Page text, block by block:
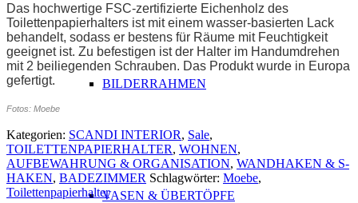
BILDERRAHMEN
VASEN & ÜBERTÖPFE
Das hochwertige FSC-zertifizierte Eichenholz des
Toilettenpapierhalters ist mit einem wasser-basierten Lack
behandelt, sodass er bestens für Räume mit Feuchtigkeit
geeignet ist. Zu befestigen ist der Halter im Handumdrehen
mit 2 beiliegenden Schrauben. Das Produkt wurde in Europa
gefertigt.
Fotos: Moebe
Kategorien: SCANDI INTERIOR, Sale,
TOILETTENPAPIERHALTER, WOHNEN,
AUFBEWAHRUNG & ORGANISATION, WANDHAKEN & S-
HAKEN, BADEZIMMER Schlagwörter: Moebe,
Toilettenpapierhalter